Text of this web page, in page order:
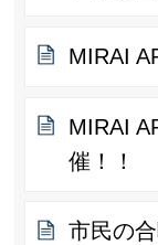
MIRAI
MIRAI
催！！
市民の